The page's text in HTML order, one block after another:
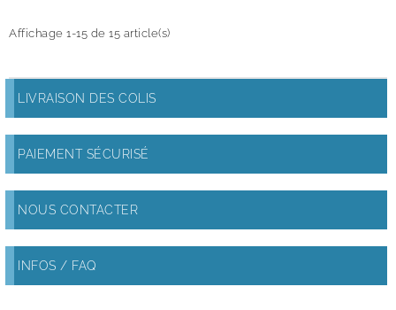
Affichage 1-15 de 15 article(s)
LIVRAISON DES COLIS
PAIEMENT SÉCURISÉ
NOUS CONTACTER
INFOS / FAQ